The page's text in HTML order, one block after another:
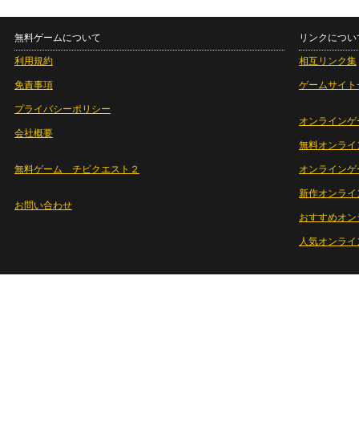
無料ゲームについて
利用規約
免責事項
プライバシーポリシー
会社概要
無料ゲーム チビクエスト２
お問い合わせ
リンクについ
相互リンク集
ゲームサイト
オンラインゲ
無料オンライ
オンライン
新作オンライ
おすすめオ
人気オンラ